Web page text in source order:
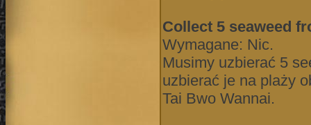
Collect 5 seaweed
Wymagane: Nic.
Musimy uzbierać 5
uzbierać je na plaży
Tai Bwo Wannai.